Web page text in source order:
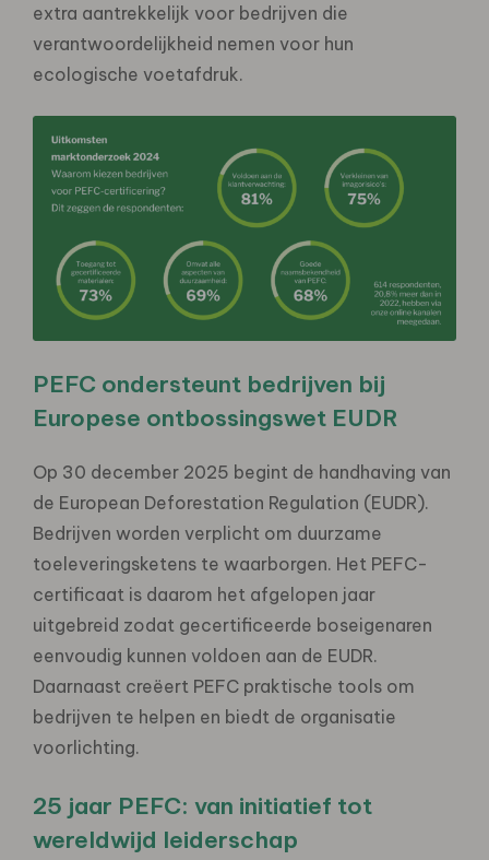
extra aantrekkelijk voor bedrijven die
verantwoordelijkheid nemen voor hun
ecologische voetafdruk.
PEFC ondersteunt bedrijven bij
Europese ontbossingswet EUDR
Op 30 december 2025 begint de handhaving van
de European Deforestation Regulation (EUDR).
Bedrijven worden verplicht om duurzame
toeleveringsketens te waarborgen. Het PEFC-
certificaat is daarom het afgelopen jaar
uitgebreid zodat gecertificeerde boseigenaren
eenvoudig kunnen voldoen aan de EUDR.
Daarnaast creëert PEFC praktische tools om
bedrijven te helpen en biedt de organisatie
voorlichting.
25 jaar PEFC: van initiatief tot
wereldwijd leiderschap